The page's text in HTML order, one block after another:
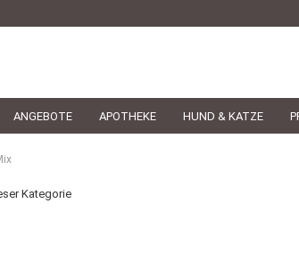
ANGEBOTE APOTHEKE HUND & KATZE
Kategorie